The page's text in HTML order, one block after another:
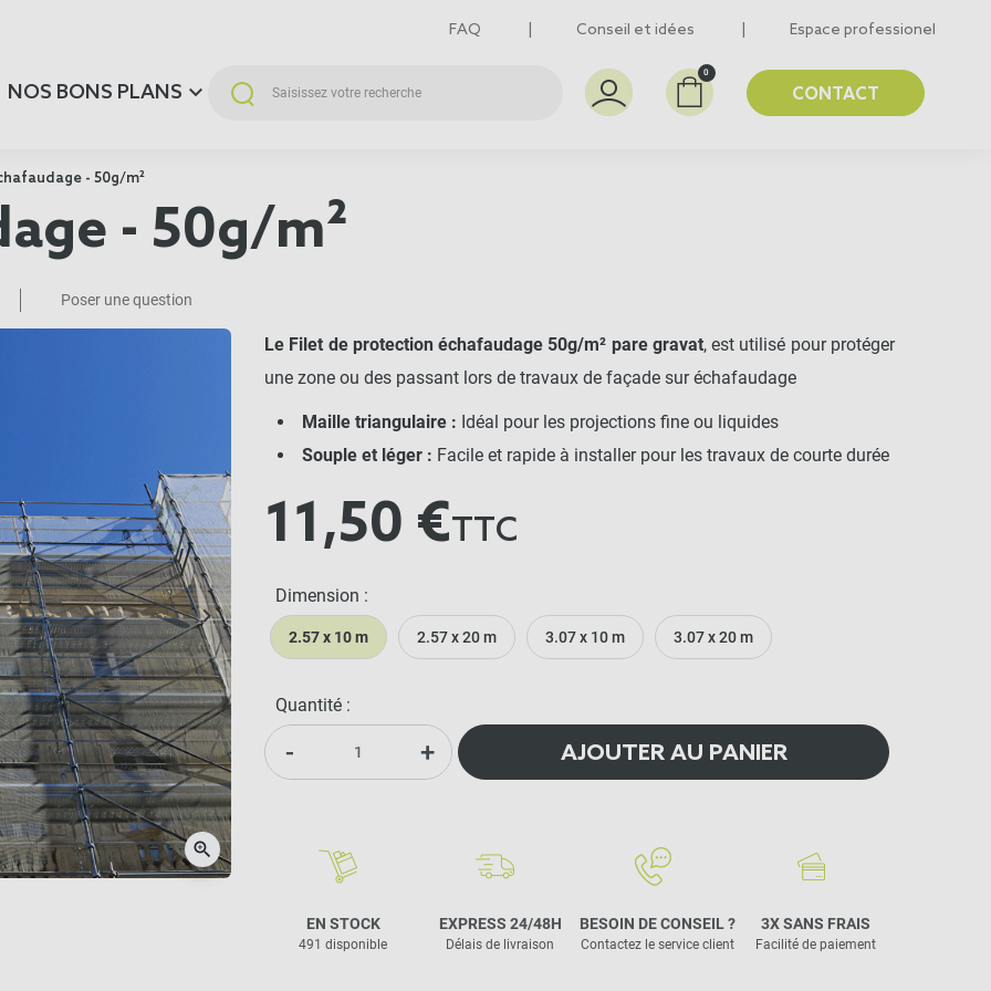
FAQ Conseil et idées Espace professionel
0
CONTACT
NOS BONS PLANS
- 50g/m²
- 50g/m²
Poser une question
Suivant
keyboard_arrow_right
zoom_in
Le Filet de protectionéchafaudage 50g/m² pare gravat, est utilisé pour protéger
une zone ou des passant lors de travaux de façade sur échafaudage
Maille triangulaire : Idéal pour les projections fine ou liquides
Souple et léger : Facile et rapide à installer pour les travaux de courte durée
11,50 €TTC
Dimension :
2.57 x 10 m 2.57 x 20 m 3.07 x 10 m 3.07 x 20 m
Quantité :
- + AJOUTER AU PANIER
EN STOCK
491 disponible
EXPRESS 24/48H
Délais de livraison
BESOIN DE CONSEIL ?
Contactez le service client
3X SANS FRAIS
Facilité de paiement